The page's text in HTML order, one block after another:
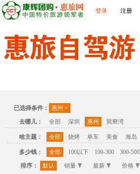
登录 注册
已选择条件： 惠州 ×
去哪儿：
全部 深圳 惠州 巽寮湾
啥主题： 全部 烧烤 单车 美食 海岛
多少钱： 全部 100以下 100-300 300-500
排序：
默认 销量 最新 价格